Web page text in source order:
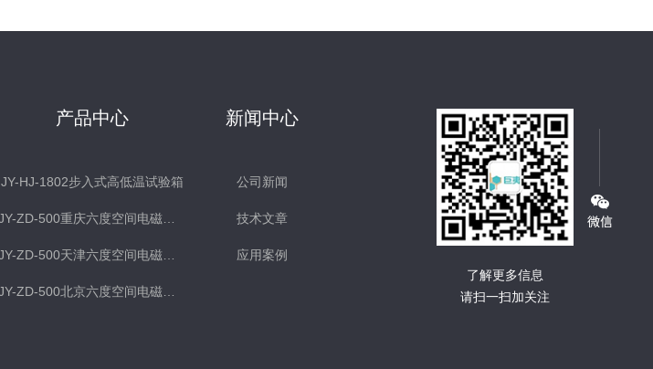
产品中心
JY-HJ-1802步入式高低温试验箱
新闻中心
公司新闻
技术文章
应用案例
了解更多信息
请扫一扫加关注